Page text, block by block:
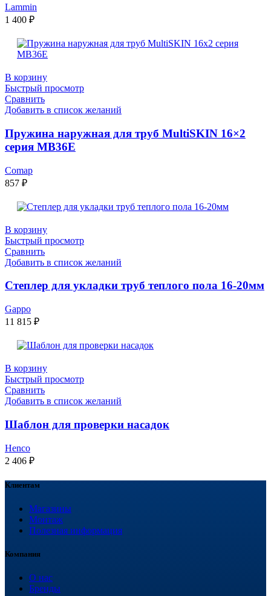
Lammin
1 400 ₽
В корзину
Быстрый просмотр
Сравнить
Добавить в список желаний
Пружина наружная для труб MultiSKIN 16×2
серия MB36E
Comap
857 ₽
В корзину
Быстрый просмотр
Сравнить
Добавить в список желаний
Степлер для укладки труб теплого пола 16-20мм
Gappo
11 815 ₽
В корзину
Быстрый просмотр
Сравнить
Добавить в список желаний
Шаблон для проверки насадок
Henco
2 406 ₽
Клиентам
Магазины
Монтаж
Полезная информация
Компания
О нас
Бренды